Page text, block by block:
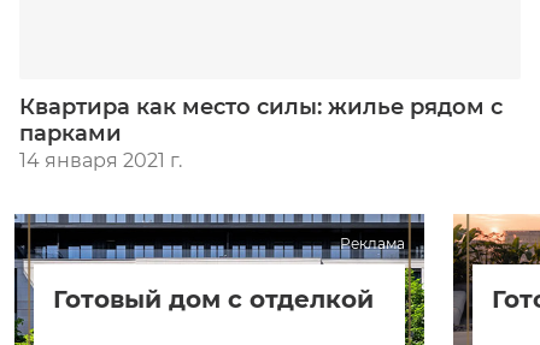
Квартира как место силы: жилье рядом с
парками
14 января 2021 г.
Реклама
Готовый дом с отделкой